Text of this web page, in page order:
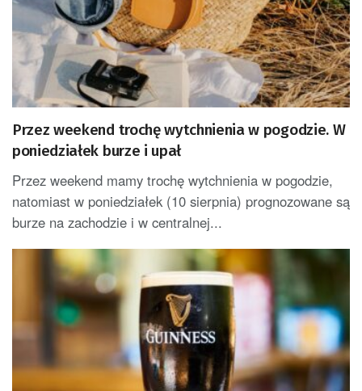
Przez weekend trochę wytchnienia w pogodzie. W
poniedziałek burze i upał
Przez weekend mamy trochę wytchnienia w pogodzie,
natomiast w poniedziałek (10 sierpnia) prognozowane są
burze na zachodzie i w centralnej...